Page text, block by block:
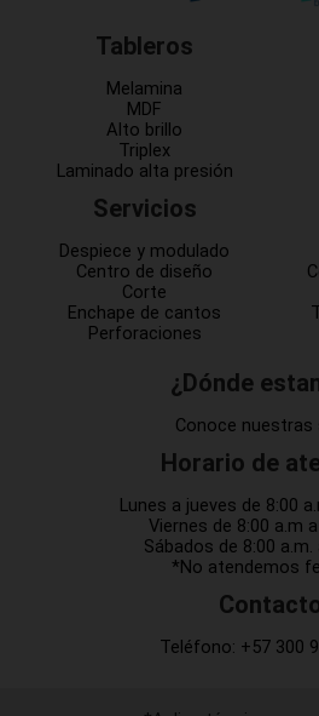
Tableros
Melamina
MDF
Alto brillo
Triplex
Laminado alta presión
Servicios
Despiece y modulado
Centro de diseño
Corte
Enchape de cantos
Perforaciones
¿Dónde
Conoce nuestras
Horario de
Lunes a jueves de 8:00
Viernes de 8:00 a.m
Sábados de 8:00 a.m.
*No atendemos
Teléfono: +57 300